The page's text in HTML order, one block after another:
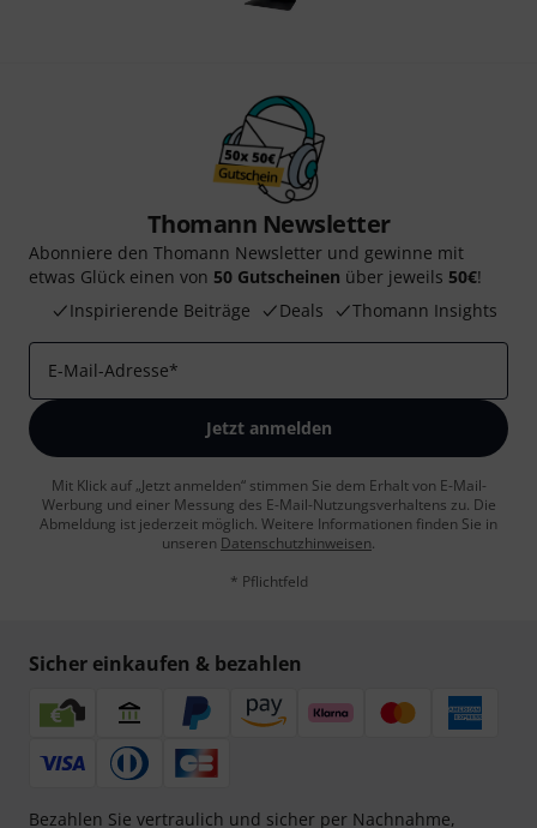
Thomann Newsletter
Abonniere den Thomann Newsletter und gewinne mit
etwas Glück einen von 50 Gutscheinen über jeweils 50€!
Inspirierende Beiträge
Deals Thomann Insights
E-Mail-Adresse*
Jetzt anmelden
Mit Klick auf „Jetzt anmelden“ stimmen Sie dem Erhalt von E-Mail-
Werbung und einer Messung des E-Mail-Nutzungsverhaltens zu. Die
Abmeldung ist jederzeit möglich. Weitere Informationen finden Sie in
unseren Datenschutzhinweisen.
* Pflichtfeld
Sicher einkaufen & bezahlen
Bezahlen Sie vertraulich und sicher per Nachnahme,